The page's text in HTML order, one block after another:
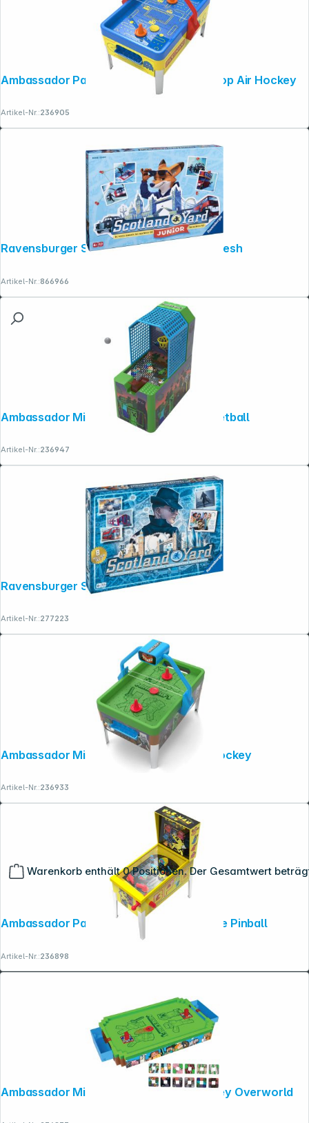
Warenkorb enthält 0 Positionen. Der Gesamtwert
Ambassador Pac-Man Collectible Desktop Air Hockey
Artikel-Nr.:236905
Ravensburger Scotland Yard Junior Refresh
Artikel-Nr.:866966
Ambassador Minecraft Collectible Basketball
Artikel-Nr.:236947
Ravensburger Scotland Yard
Artikel-Nr.:277223
Ambassador Minecraft Collectible Air Hockey
Artikel-Nr.:236933
Ambassador Pac-Man Collectible Arcade Pinball
Artikel-Nr.:236898
Ambassador Minecraft Arcade Air Hockey Overworld
Copyright © 2001 - 2026 dexxIT. Alle Rechte vorbehalten.